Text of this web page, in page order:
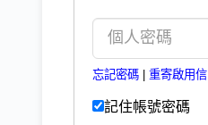
忘記密碼 重寄啟用信
記住帳號密碼